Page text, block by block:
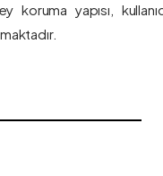
yapısı,